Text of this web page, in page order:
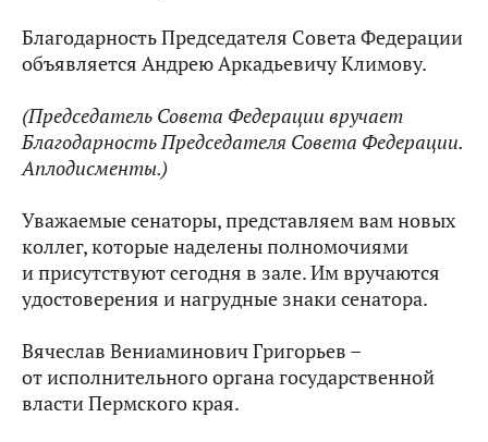
Благодарность Председателя Совета Федерации
объявляется Андрею Аркадьевичу Климову.
(Председатель Совета Федерации вручает
Благодарность Председателя Совета Федерации.
Аплодисменты.)
Уважаемые сенаторы, представляем вам новых
коллег, которые наделены полномочиями
и присутствуют сегодня в зале. Им вручаются
удостоверения и нагрудные знаки сенатора.
Вячеслав Вениаминович Григорьев –
от исполнительного органа государственной
власти Пермского края.